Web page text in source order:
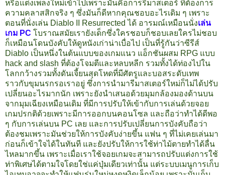
หรือแต่งเพลงใหม่เข้าไปเพราะมันคือการรีมาสเตอร์ ที่ต้องการ
ความคลาสสิกจริง ๆ ซึ่งมันก็ดีหากคุณชอบอะไรเดิม ๆ เพราะ
ตอนที่นั่งเล่น Diablo II Resurrected ได้ อารมณ์เหมือนนั่งเล่น
เกม PC โบราณสมัยเรายังเด็กซึ่งใครชอบก็ชอบเลยใครไม่ชอบ
ก็เหมือนโดนบังคับให้ดูหนังเก่าน่าเบื่อไป เป็นที่รู้กันว่าซีรีส์
Diablo เป็นหนึ่งในต้นแบบของเกมแนว แอ็กชันผสม RPG แบบ
hack and slash ที่ต้องโจมตีและหลบหลีก รวมทั้งได้ท่องไปใน
โลกกว้างรวมทั้งดันเจี้ยนสุดโหดที่มีศัตรูและบอสระดับเทพ
ราวกับขุมนรกรอเราอยู่ ซึ่งการนำมารีมาสเตอร์ใหม่ก็ไม่ได้ปรับ
เปลี่ยนอะไรมากนัก เพราะยังนำเสนอด้วยมุมกล้องมองด้านบน
จากมุมเฉียงเหมือนเดิม ที่มีการปรับให้เข้ากับการเล่นด้วยจอย
เกมปรกติด้วยเพราะมีการออกบนคอนโซล และถือว่าทำได้ดีพอ
ๆ กับการเล่นบน PC เลย และการปรับเปลี่ยนการบังคับถือว่า
ต้องชมเพราะมันช่วยให้การบังคับง่ายขึ้น แฟน ๆ ที่ไม่เคยเล่นมา
ก่อนก็เข้าใจได้ในทันที และยังปรับให้การใช้ท่าไม้ตายทำได้ลื่น
ไหลมากขึ้น เพราะเมื่อเราใช้จอยเกมจะสามารถปรับแต่งการใช้
ท่าพิเศษได้ตามใจโดยใช่แค่ปุ่มเดียวเท่านั้น แต่ระบบเมนูการเก็บ